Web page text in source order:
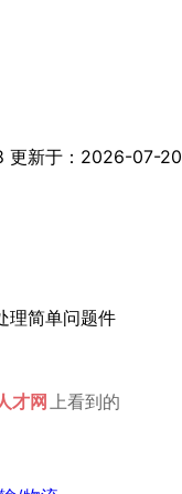
更新于：2026-07-20
理简单问题件
才网 上看到的